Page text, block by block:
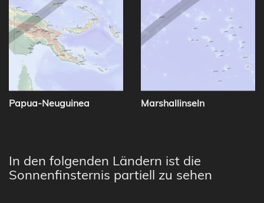
Papua-Neuguinea Marshallinseln
In den folgenden Ländern ist die
Sonnenfinsternis partiell zu sehen